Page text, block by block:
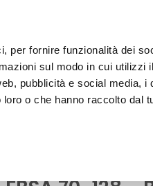
per fornire funzionalità dei
sul modo in cui utilizzi
pubblicità e social media, i
o che hanno raccolto dal